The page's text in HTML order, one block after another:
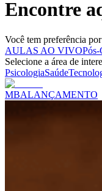
Encontre
Você tem preferência
AULAS AO VIVOPós-
Selecione a área de
PsicologiaSaúde
MBALANÇAMENTO